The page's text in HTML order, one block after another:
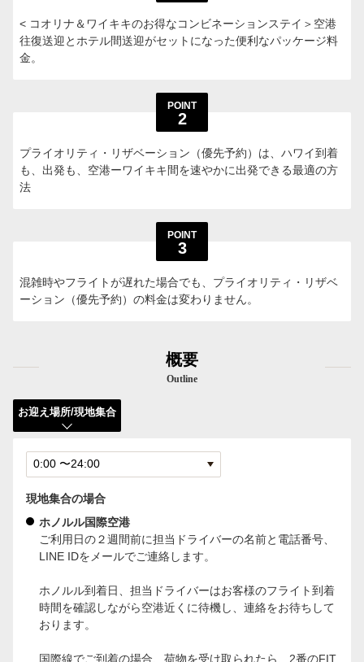
< コオリナ＆ワイキキのお得なコンビネーションステイ＞空港
往復送迎とホテル間送迎がセットになった便利なパッケージ料
金。
POINT
2
プライオリティ・リザベーション（優先予約）は、ハワイ到着
も、出発も、空港ーワイキキ間を速やかに出発できる最適の方
法
POINT
3
混雑時やフライトが遅れた場合でも、プライオリティ・リザベ
ーション（優先予約）の料金は変わりません。
概要
Outline
お迎え場所/現地集合
現地集合の場合
ホノルル国際空港
ご利用日の２週間前に担当ドライバーの名前と電話番号、
LINE IDをメールでご連絡します。
ホノルル到着日、担当ドライバーはお客様のフライト到着
時間を確認しながら空港近くに待機し、連絡をお待ちして
おります。
国際線でご到着の場合、荷物を受け取られたら、2番のFIT